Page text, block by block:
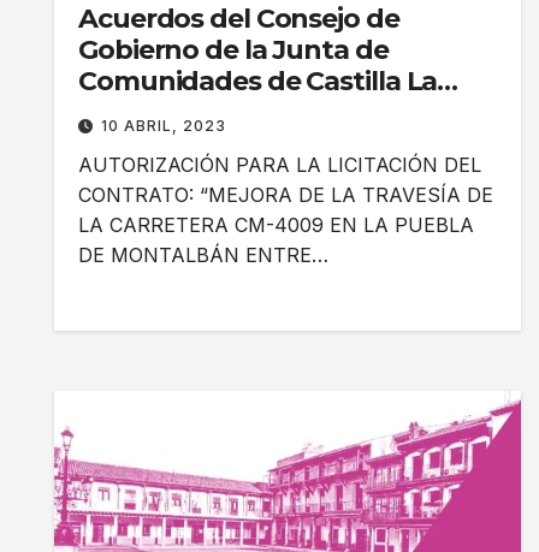
Acuerdos del Consejo de
Gobierno de la Junta de
Comunidades de Castilla La
Mancha celebrado el 4 de abril
de 2023
10 ABRIL, 2023
AUTORIZACIÓN PARA LA LICITACIÓN DEL
CONTRATO: “MEJORA DE LA TRAVESÍA DE
LA CARRETERA CM-4009 EN LA PUEBLA
DE MONTALBÁN ENTRE…